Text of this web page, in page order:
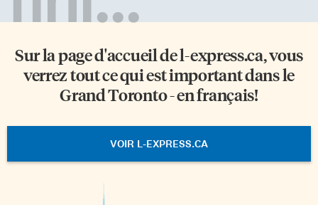
Sur la page d'accueil del-express.ca, vous
verrez tout ce qui est important dans le
Grand Toronto - en français!
VOIR L-EXPRESS.CA